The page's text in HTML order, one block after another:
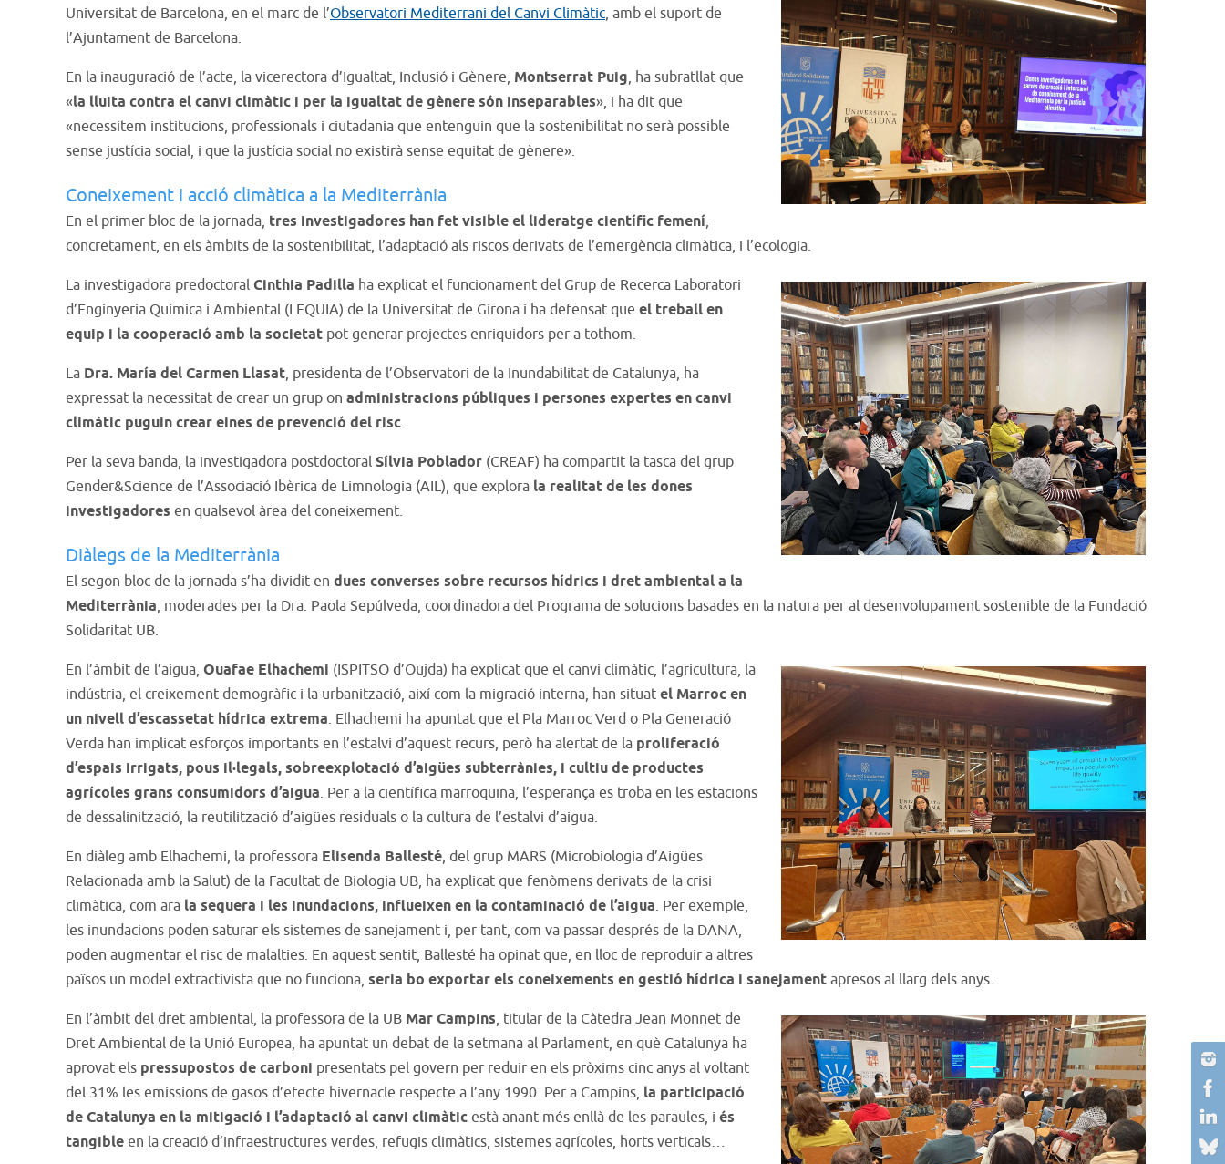
Universitat de Barcelona, en el marc de l’Observatori Mediterrani del Canvi Climàtic, amb el suport de
l’Ajuntament de Barcelona.
En la inauguració de l’acte, la vicerectora d’Igualtat, Inclusió i Gènere, Montserrat Puig, ha subratllat que
«la lluita contra el canvi climàtic i per la igualtat de gènere són inseparables», i ha dit que
«necessitem institucions, professionals i ciutadania que entenguin que la sostenibilitat no serà possible
sense justícia social, i que la justícia social no existirà sense equitat de gènere».
Coneixement i acció climàtica a la Mediterrània
En el primer bloc de la jornada, tres investigadores han fet visible el lideratge científic femení,
concretament, en els àmbits de la sostenibilitat, l’adaptació als riscos derivats de l’emergència climàtica, i l’ecologia.
La investigadora predoctoral Cinthia Padilla ha explicat el funcionament del Grup de Recerca Laboratori
d’Enginyeria Química i Ambiental (LEQUIA) de la Universitat de Girona i ha defensat que el treball en
equip i la cooperació amb la societat pot generar projectes enriquidors per a tothom.
La Dra. María del Carmen Llasat, presidenta de l’Observatori de la Inundabilitat de Catalunya, ha
expressat la necessitat de crear un grup on administracions públiques i persones expertes en canvi
climàtic puguin crear eines de prevenció del risc.
Per la seva banda, la investigadora postdoctoral Sílvia Poblador (CREAF) ha compartit la tasca del grup
Gender&Science de l’Associació Ibèrica de Limnologia (AIL), que explora la realitat de les dones
investigadores en qualsevol àrea del coneixement.
Diàlegs de la Mediterrània
El segon bloc de la jornada s’ha dividit en dues converses sobre recursos hídrics i dret ambiental a la
Mediterrània, moderades per la Dra. Paola Sepúlveda, coordinadora del Programa de solucions basades en la natura per al desenvolupament sostenible de la Fundació
Solidaritat UB.
En l’àmbit de l’aigua, Ouafae Elhachemi (ISPITSO d’Oujda) ha explicat que el canvi climàtic, l’agricultura, la
indústria, el creixement demogràfic i la urbanització, així com la migració interna, han situat el Marroc en
un nivell d’escassetat hídrica extrema. Elhachemi ha apuntat que el Pla Marroc Verd o Pla Generació
Verda han implicat esforços importants en l’estalvi d’aquest recurs, però ha alertat de la proliferació
d’espais irrigats, pous il·legals, sobreexplotació d’aigües subterrànies, i cultiu de productes
agrícoles grans consumidors d’aigua. Per a la científica marroquina, l’esperança es troba en les estacions
de dessalinització, la reutilització d’aigües residuals o la cultura de l’estalvi d’aigua.
En diàleg amb Elhachemi, la professora Elisenda Ballesté, del grup MARS (Microbiologia d’Aigües
Relacionada amb la Salut) de la Facultat de Biologia UB, ha explicat que fenòmens derivats de la crisi
climàtica, com ara la sequera i les inundacions, influeixen en la contaminació de l’aigua. Per exemple,
les inundacions poden saturar els sistemes de sanejament i, per tant, com va passar després de la DANA,
poden augmentar el risc de malalties. En aquest sentit, Ballesté ha opinat que, en lloc de reproduir a altres
països un model extractivista que no funciona, seria bo exportar els coneixements en gestió hídrica i sanejament apresos al llarg dels anys.
En l’àmbit del dret ambiental, la professora de la UB Mar Campins, titular de la Càtedra Jean Monnet de
Dret Ambiental de la Unió Europea, ha apuntat un debat de la setmana al Parlament, en què Catalunya ha
aprovat els pressupostos de carboni presentats pel govern per reduir en els pròxims cinc anys al voltant
del 31% les emissions de gasos d’efecte hivernacle respecte a l’any 1990. Per a Campins, la participació
de Catalunya en la mitigació i l’adaptació al canvi climàtic està anant més enllà de les paraules, i és
tangible en la creació d’infraestructures verdes, refugis climàtics, sistemes agrícoles, horts verticals…